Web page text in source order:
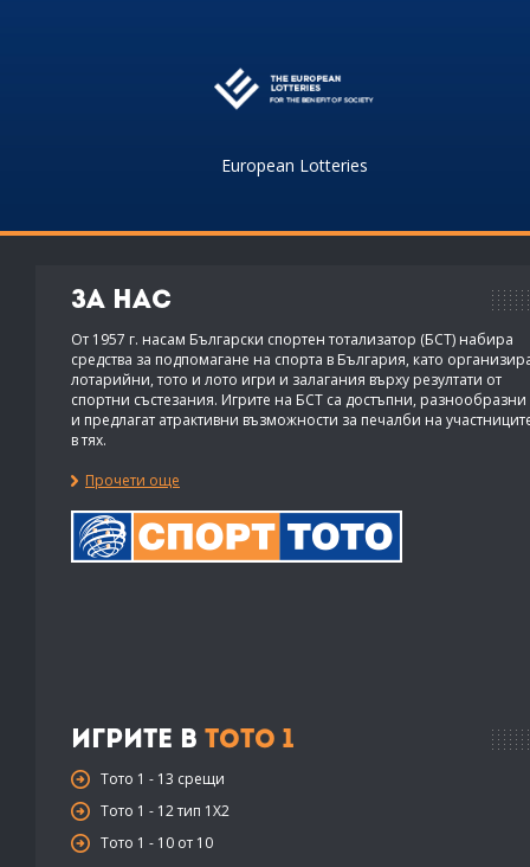
European Lotteries
За нас
От 1957 г. насам Български спортен тотализатор (БСТ) набира
средства за подпомагане на спорта в България, като
лотарийни, тото и лото игри и залагания върху резултати от
спортни състезания. Игрите на БСТ са достъпни, разнообразни
и предлагат атрактивни възможности за печалби на
в тях.
Прочети още
Игрите в Тото 1
Тото 1 - 13 срещи
Тото 1 - 12 тип 1X2
Тото 1 - 10 от 10